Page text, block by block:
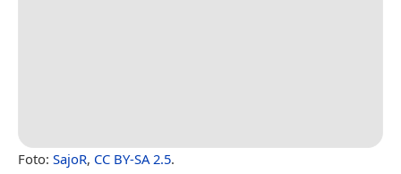
Foto: SajoR, CC BY-SA 2.5.